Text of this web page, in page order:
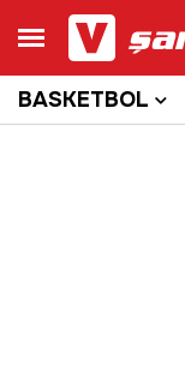
BASKETBOL